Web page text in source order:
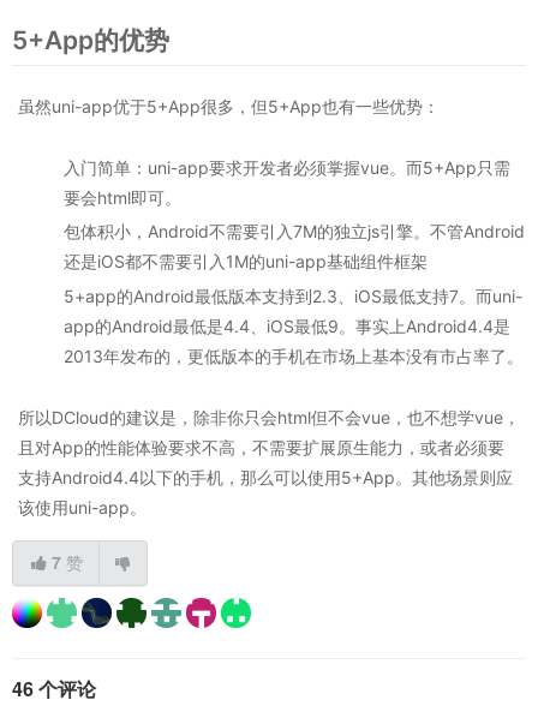
5+App的优势
虽然uni-app优于5+App很多，但5+App也有一些优势：
入门简单：uni-app要求开发者必须掌握vue。而5+App只需
要会html即可。
包体积小，Android不需要引入7M的独立js引擎。不管Android
还是iOS都不需要引入1M的uni-app基础组件框架
5+app的Android最低版本支持到2.3、iOS最低支持7。而uni-
app的Android最低是4.4、iOS最低9。事实上Android4.4是
2013年发布的，更低版本的手机在市场上基本没有市占率了。
所以DCloud的建议是，除非你只会html但不会vue，也不想学vue，
且对App的性能体验要求不高，不需要扩展原生能力，或者必须要
支持Android4.4以下的手机，那么可以使用5+App。其他场景则应
该使用uni-app。
7 赞
46 个评论